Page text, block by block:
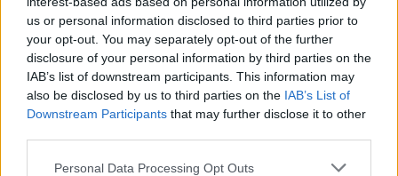
us or personal information disclosed to third parties prior to
your opt-out. You may separately opt-out of the further
disclosure of your personal information by third parties on the
IAB’s list of downstream participants. This information may
also be disclosed by us to third parties on the IAB’s List of
Downstream Participants that may further disclose it to other
Personal Data Processing Opt Outs
Скъпи форум потребители,
Ако вие искате да се включите активно във
форума и да участвате в дискусиите, или
искате да започнете своя собствена тема,
първо ще трябва да влезете в играта. Моля,
регистрирайте се, ако нямате собствен акаунт.
Ние очакваме с нетърпение следващото ви
посещение във форума!
Играйте тук